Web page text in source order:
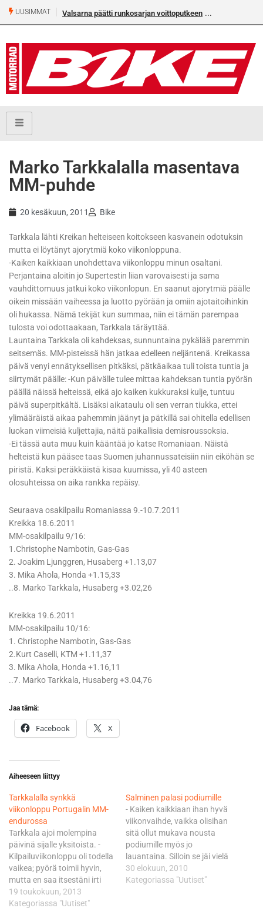
UUSIMMAT Valsarna päätti runkosarjan voittoputkeen
Marko Tarkkalalla masentava
MM-puhde
20 kesäkuun, 2011 Bike
Tarkkala lähti Kreikan helteiseen koitokseen kasvanein odotuksin
mutta ei löytänyt ajorytmiä koko viikonloppuna.
-Kaiken kaikkiaan unohdettava viikonloppu minun osaltani.
Perjantaina aloitin jo Supertestin liian varovaisesti ja sama
vauhdittomuus jatkui koko viikonlopun. En saanut ajorytmiä päälle
oikein missään vaiheessa ja luotto pyörään ja omiin ajotaitoihinkin
oli hukassa. Nämä tekijät kun summaa, niin ei tämän parempaa
tulosta voi odottaakaan, Tarkkala täräyttää.
Launtaina Tarkkala oli kahdeksas, sunnuntaina pykälää paremmin
seitsemäs. MM-pisteissä hän jatkaa edelleen neljäntenä. Kreikassa
päivä venyi ennätyksellisen pitkäksi, pätkäaikaa tuli toista tuntia ja
siirtymät päälle: -Kun päivälle tulee mittaa kahdeksan tuntia pyörän
päällä näissä helteissä, eikä ajo kaiken kukkuraksi kulje, tuntuu
päivä superpitkältä. Lisäksi aikataulu oli sen verran tiukka, ettei
ylimääräistä aikaa pahemmin jäänyt ja pätkillä sai ohitella edellisen
luokan viimeisiä kuljettajia, näitä paikallisia demisroussoksia.
-Ei tässä auta muu kuin kääntää jo katse Romaniaan. Näistä
helteistä kun pääsee taas Suomen juhannussateisiin niin eiköhän se
piristä. Kaksi peräkkäistä kisaa kuumissa, yli 40 asteen
olosuhteissa on aika rankka repäisy.
Seuraava osakilpailu Romaniassa 9.-10.7.2011
Kreikka 18.6.2011
MM-osakilpailu 9/16:
1.Christophe Nambotin, Gas-Gas
2. Joakim Ljunggren, Husaberg +1.13,07
3. Mika Ahola, Honda +1.15,33
..8. Marko Tarkkala, Husaberg +3.02,26
Kreikka 19.6.2011
MM-osakilpailu 10/16:
1. Christophe Nambotin, Gas-Gas
2.Kurt Caselli, KTM +1.11,37
3. Mika Ahola, Honda +1.16,11
..7. Marko Tarkkala, Husaberg +3.04,76
Jaa tämä:
Facebook X
Aiheeseen liittyy
Tarkkalalla synkkä
viikonloppu Portugalin MM-
endurossa
Tarkkala ajoi molempina
päivinä sijalle yksitoista. -
Kilpailuviikonloppu oli todella
vaikea; pyörä toimii hyvin,
mutta en saa itsestäni irti
tämän enempää. Tämä on
mysteeri minulle itsellenikin.
19 toukokuun, 2013
Kategoriassa "Uutiset"
Salminen palasi podiumille
- Kaiken kaikkiaan ihan hyvä
viikonvaihde, vaikka olisihan
sitä ollut mukava nousta
podiumille myös jo
lauantaina. Silloin se jäi vielä
viiden sekunnin päähän.
Kreikan jälkimmäisen
30 elokuun, 2010
Kategoriassa "Uutiset"